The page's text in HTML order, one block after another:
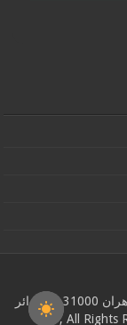
جامعة وهران1 أحمد بن بلة - ص ب 1524 المنور وهران 31000 ، الجزائر